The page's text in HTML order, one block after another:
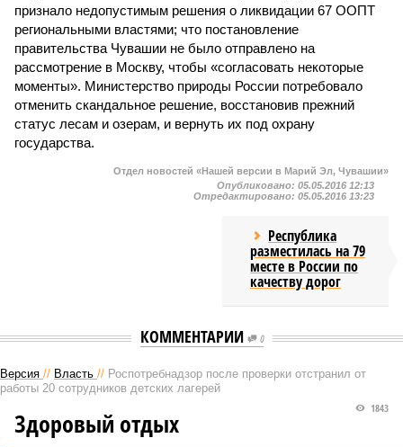
признало недопустимым решения о ликвидации 67 ООПТ
региональными властями; что постановление
правительства Чувашии не было отправлено на
рассмотрение в Москву, чтобы «согласовать некоторые
моменты». Министерство природы России потребовало
отменить скандальное решение, восстановив прежний
статус лесам и озерам, и вернуть их под охрану
государства.
Отдел новостей «Нашей версии в Марий Эл, Чувашии»
Опубликовано: 05.05.2016 12:13
Отредактировано: 05.05.2016 13:23
Республика
разместилась на 79
месте в России по
качеству дорог
КОММЕНТАРИИ 0
Версия // Власть // Роспотребнадзор после проверки отстранил от
работы 20 сотрудников детских лагерей
1843
Здоровый отдых